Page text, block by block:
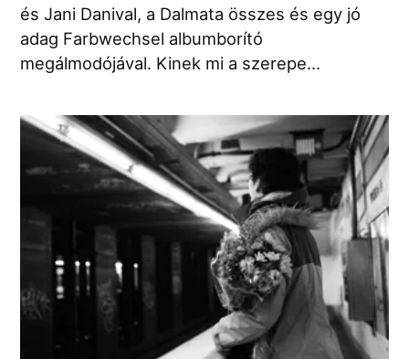
és Jani Danival, a Dalmata összes és egy jó
adag Farbwechsel albumborító
megálmodójával. Kinek mi a szerepe...